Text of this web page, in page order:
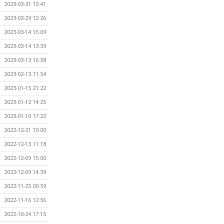
2023-03-31 13:41
2023-03-29 12:26
2023-03-14 15:09
2023-03-14 13:39
2023-03-13 16:58
2023-02-13 11:54
2023-01-15 21:22
2023-01-12 14:25
2023-01-10 17:22
2022-12-21 10:00
2022-12-13 11:18
2022-12-09 15:00
2022-12-09 14:39
2022-11-25 00:59
2022-11-16 12:56
2022-10-24 17:15